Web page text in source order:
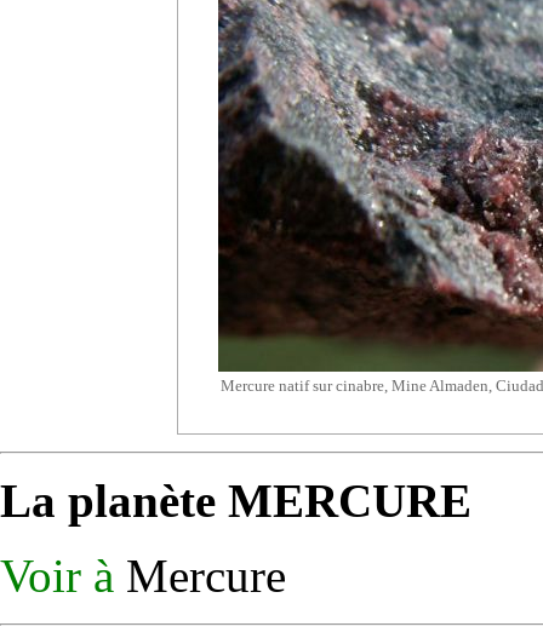
Mercure natif surcinabre, Mine Almaden,
La planète MERCURE
Voir à Mercure